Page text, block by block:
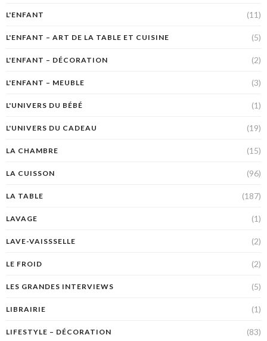
L'ENFANT (11)
L'ENFANT – ART DE LA TABLE ET CUISINE (5)
L'ENFANT – DÉCORATION (2)
L'ENFANT – MEUBLE (3)
L'UNIVERS DU BÉBÉ (1)
L'UNIVERS DU CADEAU (19)
LA CHAMBRE (15)
LA CUISSON (96)
LA TABLE (187)
LAVAGE (1)
LAVE-VAISSSELLE (2)
LE FROID (2)
LES GRANDES INTERVIEWS (5)
LIBRAIRIE (1)
LIFESTYLE – DÉCORATION (83)